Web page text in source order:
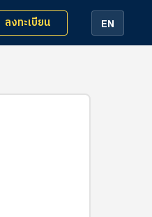
ลงทะเบียน EN